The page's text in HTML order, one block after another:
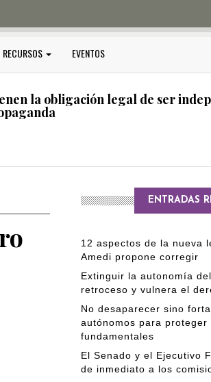
RECURSOS EVENTOS
la obligación legal de ser
IFT deben garantizar
ENTRADAS
12 aspectos de la nueva
Amedi propone corregir
Extinguir la autonomía
retroceso y vulnera el
No desaparecer sino
autónomos para proteger
fundamentales
El Senado y el Ejecutivo
de inmediato a los